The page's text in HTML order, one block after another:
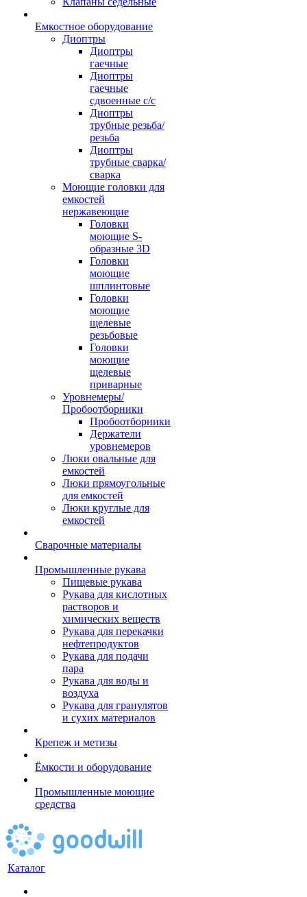
Емкостное оборудование
Диоптры
Диоптры
гаечные
Диоптры
гаечные
сдвоенные c/c
Диоптры
трубные резьба/
резьба
Диоптры
трубные сварка/
сварка
Моющие головки для
емкостей
нержавеющие
Головки
моющие S-
образные 3D
Головки
моющие
шплинтовые
Головки
моющие
щелевые
резьбовые
Головки
моющие
щелевые
приварные
Уровнемеры/
Пробоотборники
Пробоотборники
Держатели
уровнемеров
Люки овальные для
емкостей
Люки прямоугольные
для емкостей
Люки круглые для
емкостей
Сварочные материалы
Промышленные рукава
Пищевые рукава
Рукава для кислотных
растворов и
химических веществ
Рукава для перекачки
нефтепродуктов
Рукава для подачи
пара
Рукава для воды и
воздуха
Рукава для гранулятов
и сухих материалов
Крепеж и метизы
Ёмкости и оборудование
Промышленные моющие
средства
Каталог